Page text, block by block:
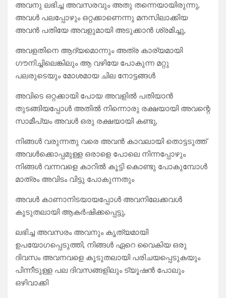
അവനു ലഭിച്ച അവസരവും അതു തന്നെയായിരുന്നു,
അവൾ പലപ്പോഴും ഒറ്റക്കാണെന്നു മനസിലാക്കിയ
അവൻ പതിയേ അവളുമായി അടുക്കാൻ ശ്രമിച്ചു,
അവളതിനെ ആദ്യമൊന്നും അത്ര കാര്യമായി
ഗൗനിച്ചിലെങ്കിലും ആ വഴിയേ പോകുന്ന മറ്റു
പലരുടെയും മോശമായ ചില നോട്ടങ്ങൾ
അവിടെ ഒറ്റക്കായി പോയ അവളിൽ പതിയാൻ
തുടങ്ങിയപ്പോൾ അതിൽ നിന്നൊരു രക്ഷയായി അവന്റെ
സാമീപ്യം അവൾ ഒരു രക്ഷയായി കണ്ടു,
നിങ്ങൾ വരുന്നതു വരെ അവൻ കാവലായി തൊട്ടടുത്ത്
അവൾക്കൊപ്പമുള്ള ഒരാളെ പോലെ നിന്നപ്പോഴും
നിങ്ങൾ വന്നവളെ കാറിൽ കൂട്ടി കൊണ്ടു പോകുമ്പോൾ
മാത്രം അവിടം വിട്ടു പോകുന്നതും
അവൾ കാണാനിടയായപ്പോൾ അവനിലേക്കവൾ
കൂടുതലായി ആകർഷിക്കപ്പെട്ടു,
ലഭിച്ച അവസരം അവനും കൃത്യമായി
ഉപയോഗപ്പെടുത്തി, നിങ്ങൾ ഏറെ വൈകിയ ഒരു
ദിവസം അവനവളെ കൂടുതലായി പരിചയപ്പെടുകയും
പിന്നീടുള്ള പല ദിവസങ്ങളിലും ട്യൂഷൻ പോലും
ഒഴിവാക്കി